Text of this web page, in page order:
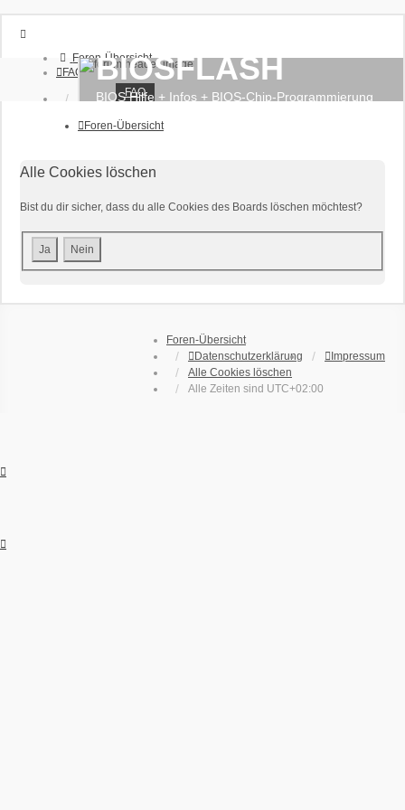
Foren-Übersicht
FAQ
Anmelden
BIOSFLASH
BIOS Hilfe + Infos + BIOS-Chip-Programmierung
FAQ
Foren-Übersicht
Alle Cookies löschen
Bist du dir sicher, dass du alle Cookies des Boards löschen möchtest?
Foren-Übersicht
Datenschutzerklärung
Impressum
Alle Cookies löschen
Alle Zeiten sind UTC+02:00